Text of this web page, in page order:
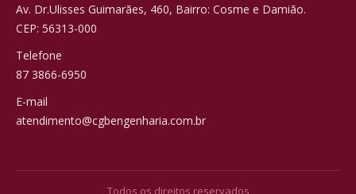
Av. Dr.Ulisses Guimarães, 460, Bairro: Cosme e Damião.
CEP: 56313-000
Telefone
87 3866-6950
E-mail
atendimento@cgbengenharia.com.br
Todos os direitos reservados